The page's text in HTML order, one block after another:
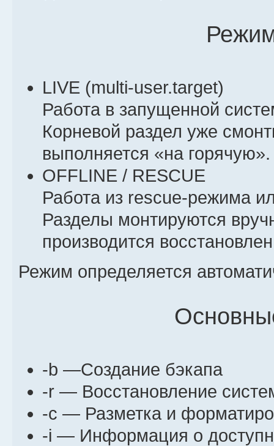
LIVE (multi-user.target)
Работа в запущенной
Корневой раздел уже
выполняется «на горячую».
OFFLINE / RESCUE
Работа из rescue-режима
Разделы монтируются
производится
Режим определяется
-b —Создание бэкапа
-r — Восстановление
-c — Разметка и
-i — Информация о